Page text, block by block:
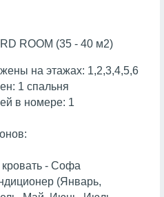
ROOM (35 - 40 м2)
на этажах: 1,2,3,4,5,6
1 спальня
в номере: 1
- Софа
(Январь,